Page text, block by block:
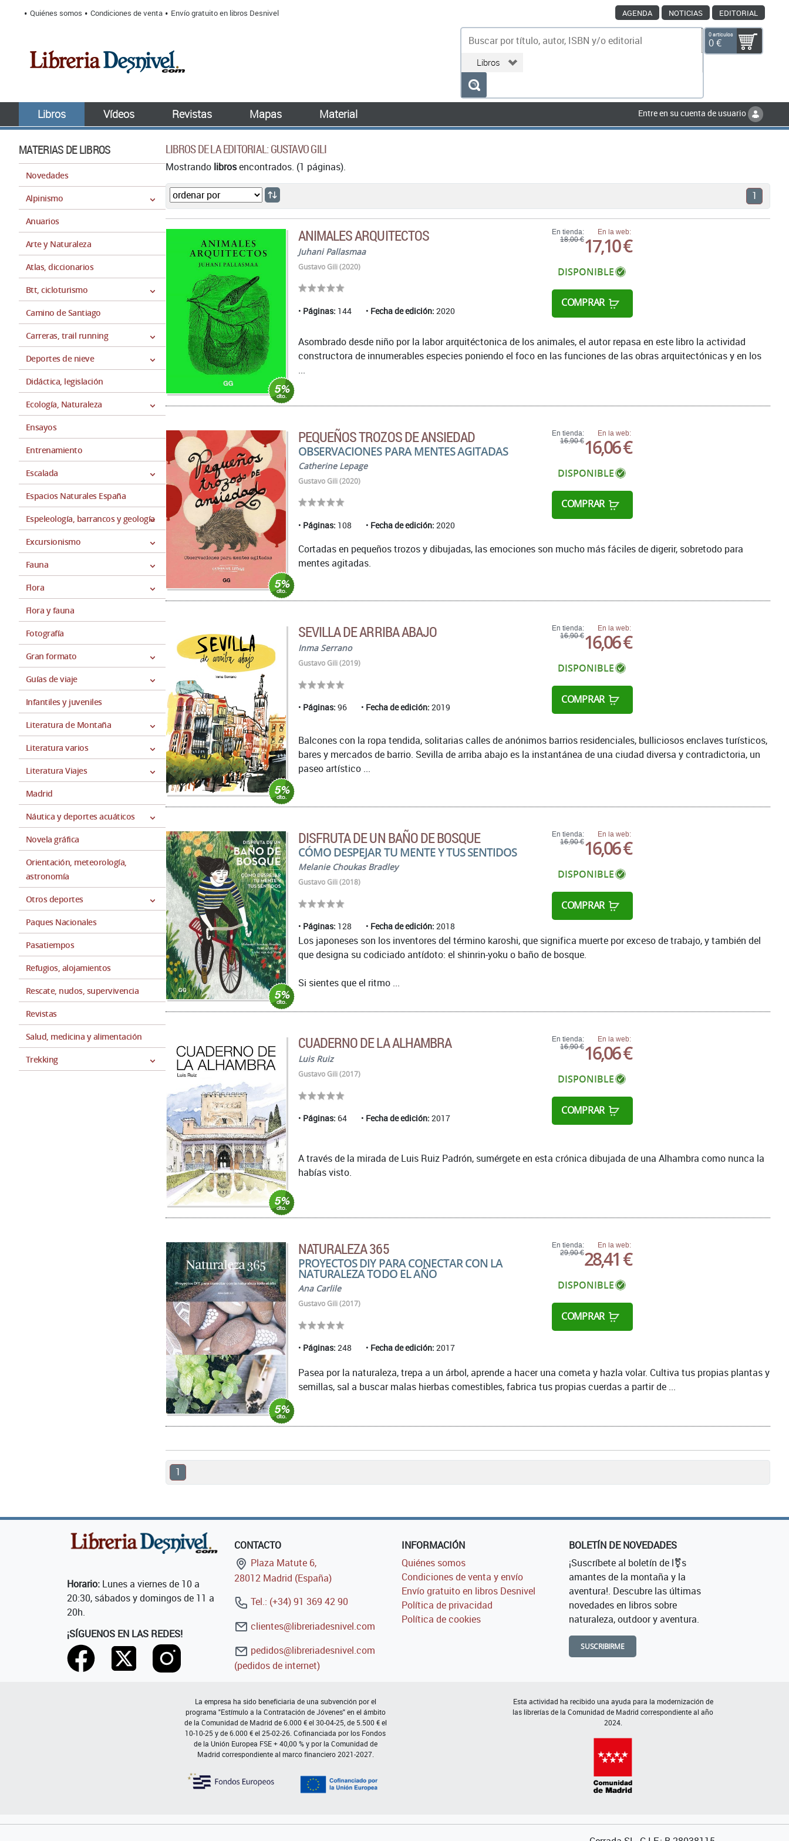
Quiénes somos Condiciones de venta Envío gratuito en libros Desnivel AGENDA NOTICIAS EDITORIAL
0 artículos
0 €
Libros Vídeos Revistas Mapas Material Entre en su cuenta de usuario
MATERIAS DE LIBROS
Novedades
Alpinismo
Anuarios
Arte y Naturaleza
Atlas, diccionarios
Btt, cicloturismo
Camino de Santiago
Carreras, trail running
Deportes de nieve
Didáctica, legislación
Ecología, Naturaleza
Ensayos
Entrenamiento
Escalada
Espacios Naturales España
Espeleología, barrancos y geología
Excursionismo
Fauna
Flora
Flora y fauna
Fotografía
Gran formato
Guías de viaje
Infantiles y juveniles
Literatura de Montaña
Literatura varios
Literatura Viajes
Madrid
Náutica y deportes acuáticos
Novela gráfica
Orientación, meteorología,
astronomía
Otros deportes
Paques Nacionales
Pasatiempos
Refugios, alojamientos
Rescate, nudos, supervivencia
Revistas
Salud, medicina y alimentación
Trekking
LIBROS DE LA EDITORIAL: GUSTAVO GILI
Mostrando librosencontrados. (1 páginas).
1
ANIMALES ARQUITECTOS
Juhani Pallasmaa
Gustavo Gili (2020)
Páginas: 144 Fecha de edición: 2020
En tienda:
18,00 €
En la web:
17,10 €
DISPONIBLE
COMPRAR
Asombrado desde niño por la labor arquitéctonica de los animales, el autor repasa en este libro la actividad
constructora de innumerables especies poniendo el foco en las funciones de las obras arquitectónicas y en los
...
PEQUEÑOS TROZOS DE ANSIEDAD
OBSERVACIONES PARA MENTES AGITADAS
Catherine Lepage
Gustavo Gili (2020)
Páginas: 108 Fecha de edición: 2020
En tienda:
16,90 €
En la web:
16,06 €
DISPONIBLE
COMPRAR
Cortadas en pequeños trozos y dibujadas, las emociones son mucho más fáciles de digerir, sobretodo para
mentes agitadas.
SEVILLA DE ARRIBA ABAJO
Inma Serrano
Gustavo Gili (2019)
Páginas: 96 Fecha de edición: 2019
En tienda:
16,90 €
En la web:
16,06 €
DISPONIBLE
COMPRAR
Balcones con la ropa tendida, solitarias calles de anónimos barrios residenciales, bulliciosos enclaves turísticos,
bares y mercados de barrio. Sevilla de arriba abajo es la instantánea de una ciudad diversa y contradictoria, un
paseo artístico ...
DISFRUTA DE UN BAÑO DE BOSQUE
CÓMO DESPEJAR TU MENTE Y TUS SENTIDOS
Melanie Choukas Bradley
Gustavo Gili (2018)
Páginas: 128 Fecha de edición: 2018
En tienda:
16,90 €
En la web:
16,06 €
DISPONIBLE
COMPRAR
Los japoneses son los inventores del término karoshi, que significa muerte por exceso de trabajo, y también del
que designa su codiciado antídoto: el shinrin-yoku o baño de bosque.
Si sientes que el ritmo ...
CUADERNO DE LA ALHAMBRA
Luis Ruiz
Gustavo Gili (2017)
Páginas: 64 Fecha de edición: 2017
En tienda:
16,90 €
En la web:
16,06 €
DISPONIBLE
COMPRAR
A través de la mirada de Luis Ruiz Padrón, sumérgete en esta crónica dibujada de una Alhambra como nunca la
habías visto.
NATURALEZA 365
PROYECTOS DIY PARA CONECTAR CON LA
NATURALEZA TODO EL AÑO
Ana Carlile
Gustavo Gili (2017)
Páginas: 248 Fecha de edición: 2017
En tienda:
29,90 €
En la web:
28,41 €
DISPONIBLE
COMPRAR
Pasea por la naturaleza, trepa a un árbol, aprende a hacer una cometa y hazla volar. Cultiva tus propias plantas y
semillas, sal a buscar malas hierbas comestibles, fabrica tus propias cuerdas a partir de ...
1
Horario: Lunes a viernes de 10 a
20:30, sábados y domingos de 11 a
20h.
¡SÍGUENOS EN LAS REDES!
CONTACTO
Plaza Matute 6,
28012 Madrid (España)
Tel.: (+34) 91 369 42 90
clientes@libreriadesnivel.com
pedidos@libreriadesnivel.com
(pedidos de internet)
INFORMACIÓN
Quiénes somos
Condiciones de venta y envío
Envío gratuito en libros Desnivel
Política de privacidad
Política de cookies
BOLETÍN DE NOVEDADES
¡Suscríbete al boletín de l⚧s
amantes de la montaña y la
aventura!. Descubre las últimas
novedades en libros sobre
naturaleza, outdoor y aventura.
SUSCRIBIRME
La empresa ha sido beneficiaria de una subvención por el
programa "Estímulo a la Contratación de Jóvenes" en el ámbito
de la Comunidad de Madrid de 6.000 € el 30-04-25, de 5.500 € el
10-10-25 y de 6.000 € el 25-02-26. Cofinanciada por los Fondos
de la Unión Europea FSE + 40,00 % y por la Comunidad de
Madrid correspondiente al marco financiero 2021-2027.
Esta actividad ha recibido una ayuda para la modernización de
las librerías de la Comunidad de Madrid correspondiente al año
2024.